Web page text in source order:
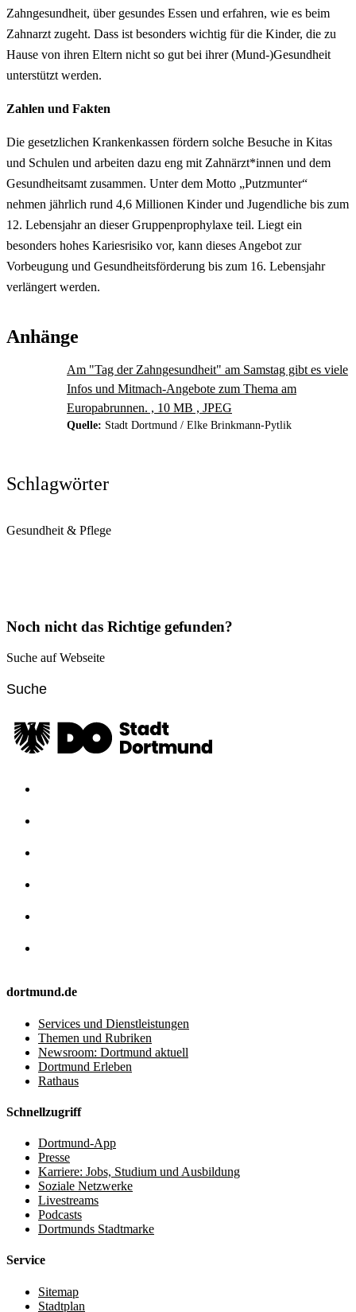
Zahngesundheit, über gesundes Essen und erfahren, wie es beim
Zahnarzt zugeht. Dass ist besonders wichtig für die Kinder, die zu
Hause von ihren Eltern nicht so gut bei ihrer (Mund-)Gesundheit
unterstützt werden.
Zahlen und Fakten
Die gesetzlichen Krankenkassen fördern solche Besuche in Kitas
und Schulen und arbeiten dazu eng mit Zahnärzt*innen und dem
Gesundheitsamt zusammen. Unter dem Motto „Putzmunter“
nehmen jährlich rund 4,6 Millionen Kinder und Jugendliche bis zum
12. Lebensjahr an dieser Gruppenprophylaxe teil. Liegt ein
besonders hohes Kariesrisiko vor, kann dieses Angebot zur
Vorbeugung und Gesundheitsförderung bis zum 16. Lebensjahr
verlängert werden.
Anhänge
Am "Tag der Zahngesundheit" am Samstag gibt es viele
Infos und Mitmach-Angebote zum Thema am
Europabrunnen. , 10 MB , JPEG
Quelle: Stadt Dortmund / Elke Brinkmann-Pytlik
Schlagwörter
Gesundheit & Pflege
Noch nicht das Richtige gefunden?
Suche auf Webseite
dortmund.de
Services und Dienstleistungen
Themen und Rubriken
Newsroom: Dortmund aktuell
Dortmund Erleben
Rathaus
Schnellzugriff
Dortmund-App
Presse
Karriere: Jobs, Studium und Ausbildung
Soziale Netzwerke
Livestreams
Podcasts
Dortmunds Stadtmarke
Service
Sitemap
Stadtplan